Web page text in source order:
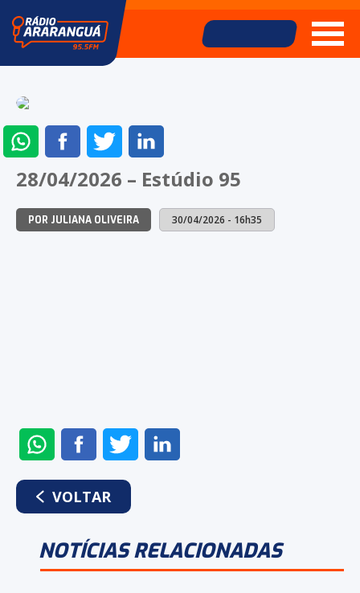
ENVIAR
NO
WHATSAPP
COMPARTILHAR
NO
FACEBOOK
COMPARTILHAR
NO
TWITTERLINKEDIN
28/04/2026 – Estúdio 95
POR JULIANA OLIVEIRA 30/04/2026 - 16h35
ENVIAR
NO
WHATSAPP
COMPARTILHAR
NO
FACEBOOK
COMPARTILHAR
NO
VOLTAR
NOTÍCIAS RELACIONADAS